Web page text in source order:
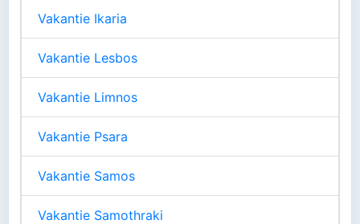
Vakantie Ikaria
Vakantie Lesbos
Vakantie Limnos
Vakantie Psara
Vakantie Samos
Vakantie Samothraki